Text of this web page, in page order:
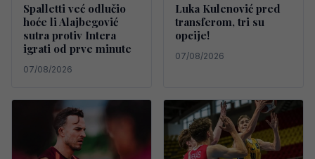
Spalletti već odlučio
hoće li Alajbegović
sutra protiv Intera
igrati od prve minute
07/08/2026
Luka Kulenović pred
transferom, tri su
opcije!
07/08/2026